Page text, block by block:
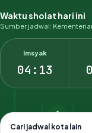
Waktu sholat hari ini
Sumber jadwal:
Imsyak
04:13
Cari jadwal kota lain